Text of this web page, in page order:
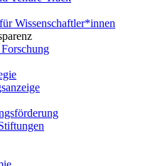
Wissenschaftler*innen